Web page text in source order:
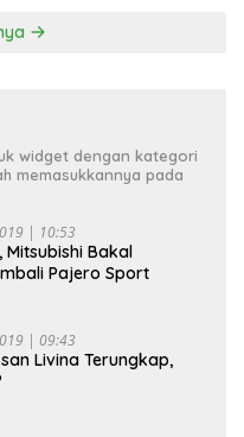
widget dengan kategori
memasukkannya pada
| 10:53
Bakal
Pajero Sport
| 09:43
Livina Terungkap,